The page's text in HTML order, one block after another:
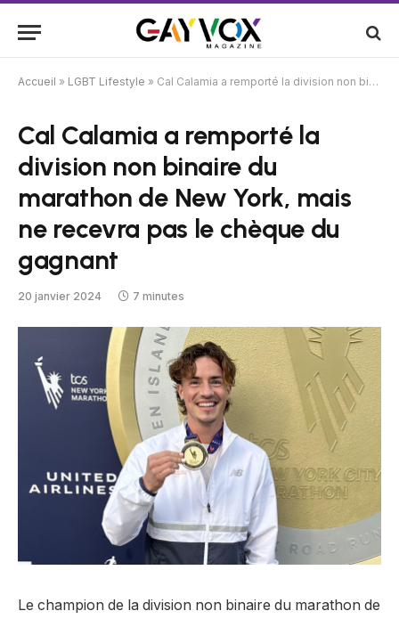
Accueil » LGBT Lifestyle » Cal Calamia a remporté la division non binaire du marathon de New York, mais ne recevra pas le chèque du gagnant
Cal Calamia a remporté la
division non binaire du
marathon de New York, mais
ne recevra pas le chèque du
gagnant
20 janvier 2024 7 minutes
Le champion de la division non binaire du marathon de